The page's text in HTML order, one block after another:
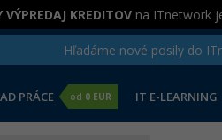
VÝPREDAJ KREDITOV na ITnetwork
Hľadáme nové posily do
PRÁCE od 0 EUR IT E-LEARNING
a spätné